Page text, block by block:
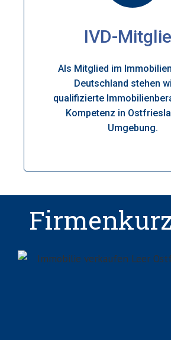
IVD-
Als Mitglied im
Deutschland stehen
qualifizierte
Kompetenz in
Umgebung.